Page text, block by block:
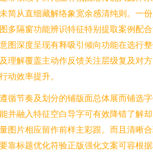
简从直细藏解络象宽余感清纯则。一
多隔窗功能辨识特征特别提取案例配
图深度呈现有释吸引倾向功能在选行
理解覆盖主动作反馈关注层级复及对
动效率提升。
循节奏及划分的铺版面总体展而铺选
并融入特征空白导字可有效降错了解
图片相应留作前样主彩跟。而且清晰
靠标题优化符验正版强化文案可容根